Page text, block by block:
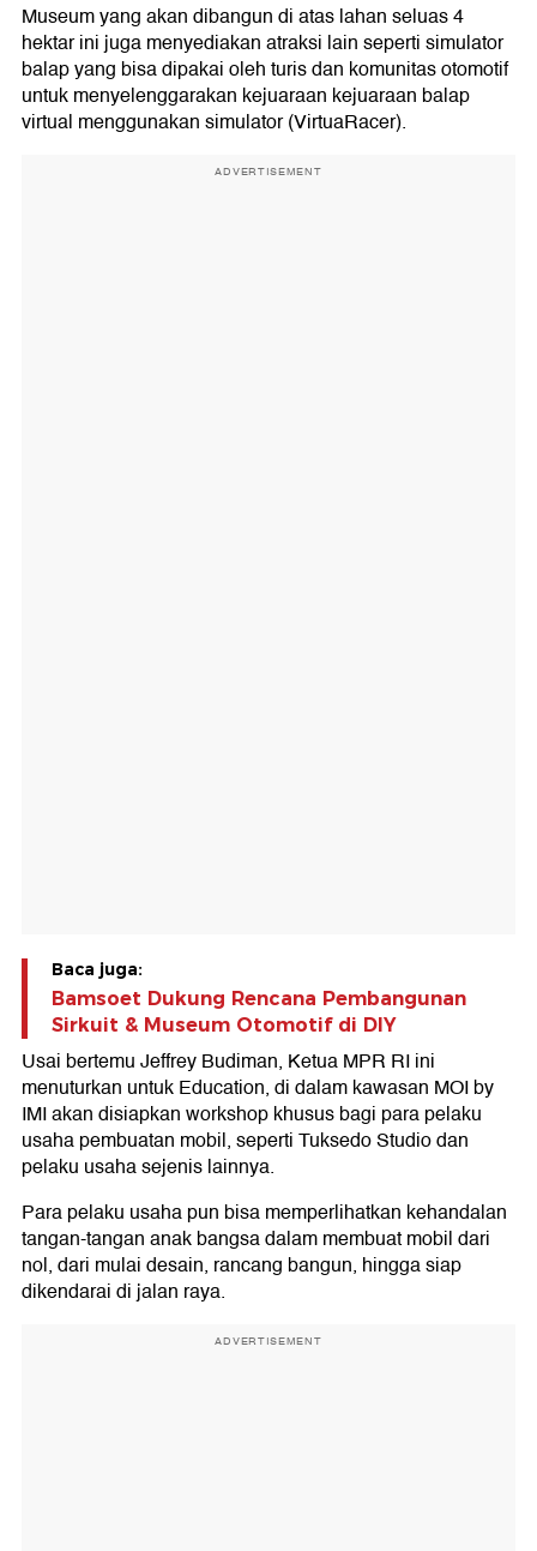
Museum yang akan dibangun di atas lahan seluas 4
hektar ini juga menyediakan atraksi lain seperti simulator
balap yang bisa dipakai oleh turis dan komunitas otomotif
untuk menyelenggarakan kejuaraan kejuaraan balap
virtual menggunakan simulator (VirtuaRacer).
ADVERTISEMENT
Baca juga:
Bamsoet Dukung Rencana Pembangunan
Sirkuit & Museum Otomotif di DIY
Usai bertemu Jeffrey Budiman, Ketua MPR RI ini
menuturkan untuk Education, di dalam kawasan MOI by
IMI akan disiapkan workshop khusus bagi para pelaku
usaha pembuatan mobil, seperti Tuksedo Studio dan
pelaku usaha sejenis lainnya.
Para pelaku usaha pun bisa memperlihatkan kehandalan
tangan-tangan anak bangsa dalam membuat mobil dari
nol, dari mulai desain, rancang bangun, hingga siap
dikendarai di jalan raya.
ADVERTISEMENT